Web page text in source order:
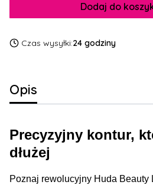
Dodaj do
Czas wysyłki:24 godziny
Opis
Precyzyjny kontur,
dłużej
Poznaj rewolucyjny Huda Beauty